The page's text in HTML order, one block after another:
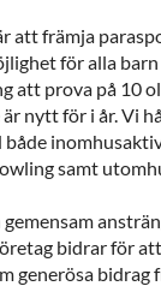
att främja
för alla
att prova på 10
nytt för i år. Vi
samt
bidrar för
generösa bidrag